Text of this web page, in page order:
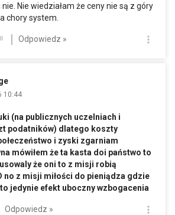
Nie wiedziałam że ceny nie są z góry
chory system.
Odpowiedz »
10:44
(na publicznych uczelniach i
podatników) dlatego koszty
i zyski zgarniam
mówiłem że ta kasta doi państwo to
że oni to z misji robią
no z misji miłości do pieniądza gdzie
jedynie efekt uboczny wzbogacenia
Odpowiedz »